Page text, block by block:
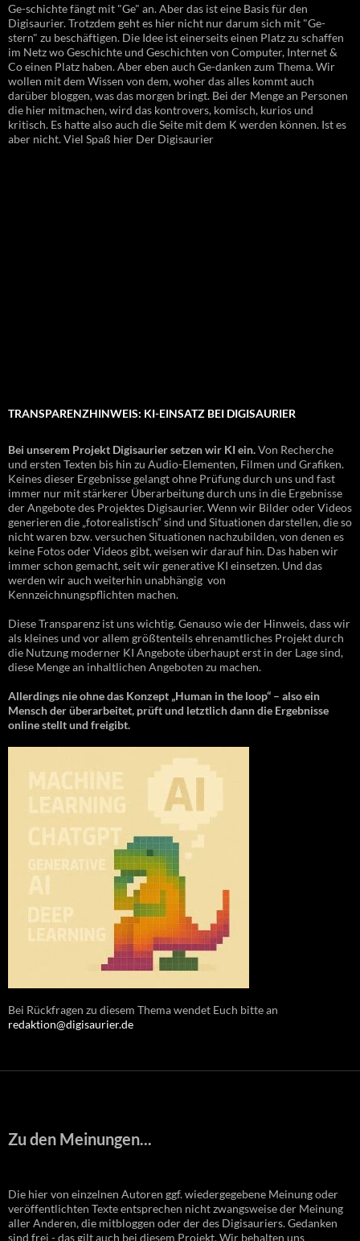
Ge-schichte fängt mit "Ge" an. Aber das ist eine Basis für den
Digisaurier. Trotzdem geht es hier nicht nur darum sich mit "Ge-
stern" zu beschäftigen. Die Idee ist einerseits einen Platz zu schaffen
im Netz wo Geschichte und Geschichten von Computer, Internet &
Co einen Platz haben. Aber eben auch Ge-danken zum Thema. Wir
wollen mit dem Wissen von dem, woher das alles kommt auch
darüber bloggen, was das morgen bringt. Bei der Menge an Personen
die hier mitmachen, wird das kontrovers, komisch, kurios und
kritisch. Es hatte also auch die Seite mit dem K werden können. Ist es
aber nicht. Viel Spaß hier Der Digisaurier
TRANSPARENZHINWEIS: KI-EINSATZ BEI DIGISAURIER
Bei unserem Projekt Digisaurier setzen wir KI ein.Von Recherche
und ersten Texten bis hin zu Audio-Elementen, Filmen und Grafiken.
Keines dieser Ergebnisse gelangt ohne Prüfung durch uns und fast
immer nur mit stärkerer Überarbeitung durch uns in die Ergebnisse
der Angebote des Projektes Digisaurier. Wenn wir Bilder oder Videos
generieren die „fotorealistisch“ sind und Situationen darstellen, die so
nicht waren bzw. versuchen Situationen nachzubilden, von denen es
keine Fotos oder Videos gibt, weisen wir darauf hin. Das haben wir
immer schon gemacht, seit wir generative KI einsetzen. Und das
werden wir auch weiterhin unabhängig von
Kennzeichnungspflichten machen.
Diese Transparenz ist uns wichtig. Genauso wie der Hinweis, dass wir
als kleines und vor allem größtenteils ehrenamtliches Projekt durch
die Nutzung moderner KI Angebote überhaupt erst in der Lage sind,
diese Menge an inhaltlichen Angeboten zu machen.
Allerdings nie ohne das Konzept „Human in the loop“ – also ein
Mensch der überarbeitet, prüft und letztlich dann die Ergebnisse
online stellt und freigibt.
Bei Rückfragen zu diesem Thema wendet Euch bitte an
redaktion@digisaurier.de
Zu den Meinungen...
Die hier von einzelnen Autoren ggf. wiedergegebene Meinung oder
veröffentlichten Texte entsprechen nicht zwangsweise der Meinung
aller Anderen, die mitbloggen oder der des Digisauriers. Gedanken
sind frei - das gilt auch bei diesem Projekt. Wir behalten uns